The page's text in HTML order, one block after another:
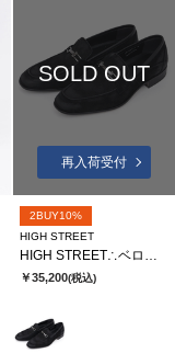
SOLD OUT
再入荷受付
2BUY10%
HIGH STREET
HIGH STREET∴ベロア型押しビットローファー
￥35,200(税込)